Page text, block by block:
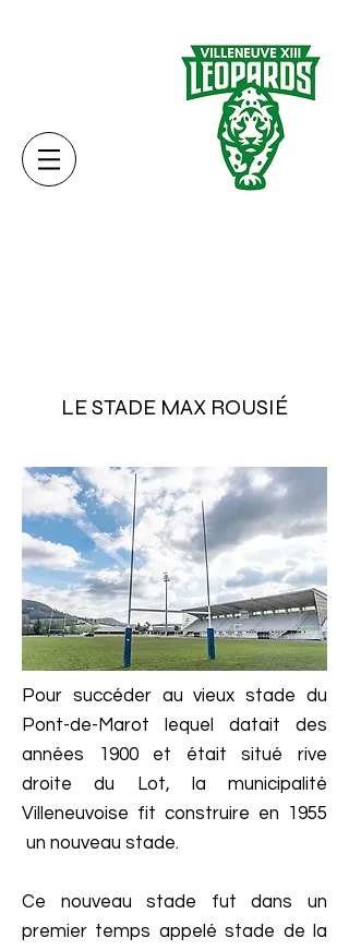
LE STADE MAX ROUSIÉ
Pour succéder au vieux stade du
Pont-de-Marot lequel datait des
années 1900 et était situé rive
droite du Lot, la municipalité
Villeneuvoise fit construire en 1955
un nouveau stade.
Ce nouveau stade fut dans un
premier temps appelé stade de la